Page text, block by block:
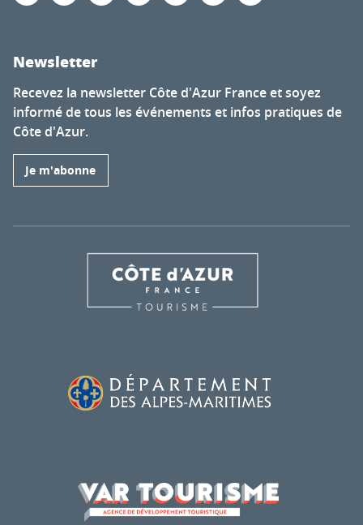
Newsletter
Recevez la newsletter Côte d'Azur France et soyez
informé de tous les événements et infos pratiques de
Côte d'Azur.
Je m'abonne